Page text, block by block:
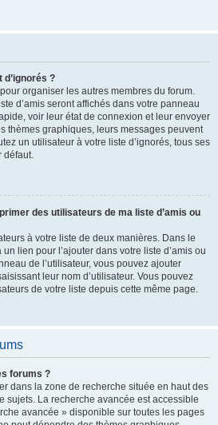
d’ignorés ?
organiser les autres membres du forum.
d’amis seront affichés dans votre panneau
voir leur état de connexion et leur envoyer
thèmes graphiques, leurs messages peuvent
un utilisateur à votre liste d’ignorés, tous ses
défaut.
des utilisateurs de ma liste d’amis ou
à votre liste de deux manières. Dans le
lien pour l’ajouter dans votre liste d’amis ou
de l’utilisateur, vous pouvez ajouter
leur nom d’utilisateur. Vous pouvez
de votre liste depuis cette même page.
forums ?
dans la zone de recherche située en haut des
sujets. La recherche avancée est accessible
avancée » disponible sur toutes les pages